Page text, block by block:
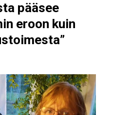
pääsee
eroon kuin